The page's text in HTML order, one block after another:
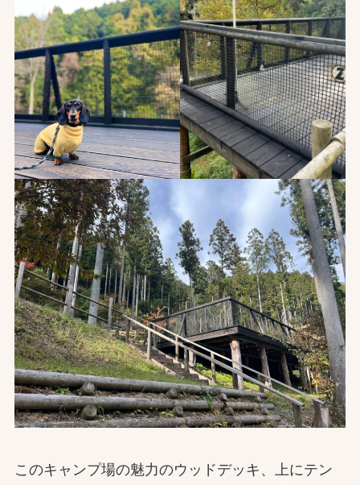
このキャンプ場の魅力のウッドデッキ、上にテン